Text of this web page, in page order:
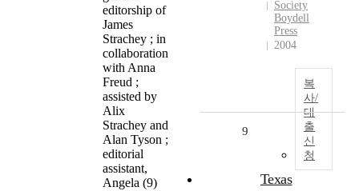
editorship of
James
Strachey ; in
collaboration
with Anna
Freud ;
assisted by
Alix
Strachey and
Alan Tyson ;
editorial
assistant,
Angela (9)
Society
Boydell
Press
2004
복
사/
대
출
신
청
9
Texas